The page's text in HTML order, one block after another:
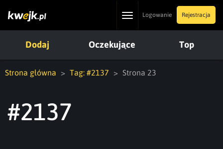
ToggleLogowanie Rejestracja
Dodaj Oczekujące Top
Strona główna Tag: #2137 Strona 23
#2137